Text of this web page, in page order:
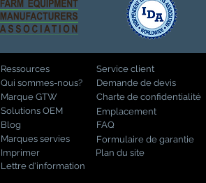
Service client
Ressources
Qui sommes-nous?
Marque GTW
Solutions OEM
Blog
Marques servies
Imprimer
Lettre d'information
Demande de devis
Charte de confidentialité
Emplacement
FAQ
Formulaire de garantie
Plan du site